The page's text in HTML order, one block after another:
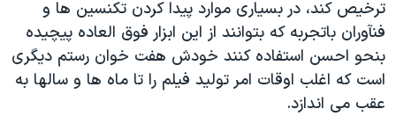
صفحه‌های ویژه
سفر پرزیدنت ترامپ به چین
ترخيص کند، در بسياری موارد پيدا کردن تکنسين ها و
فنآوران باتجربه که بتوانند از اين ابزار فوق العاده پيچيده
بنحو احسن استفاده کنند خودش هفت خوان رستم ديگری
است که اغلب اوقات امر توليد فيلم را تا ماه ها و سالها به
عقب می اندازد.